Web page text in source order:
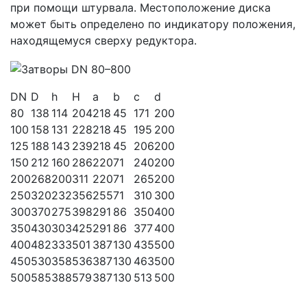
при помощи штурвала. Местоположение диска
может быть определено по индикатору положения,
находящемуся сверху редуктора.
DN D h H a b c
d
80 138 114 204218 45 171 200
100 158 131 228218 45 195 200
125 188 143 239218 45 206200
150 212 160 28622071 240200
200268200311 22071 265200
25032023235625571 310 300
300370275398291 86 350400
350430303425291 86 377400
400482333501 387130 435500
450530358536387130 463500
500585388579387130 513 500